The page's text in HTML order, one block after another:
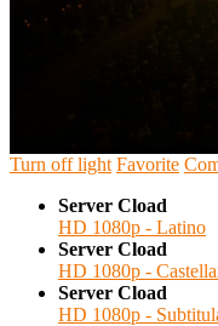
Clic 1
🔒
Haz clic 3 veces
Clic 1 -
Turn off light Favorite
Server Cload
HD 1080p - Latino
Server Cload
HD 1080p -
Server Cload
HD 1080p -